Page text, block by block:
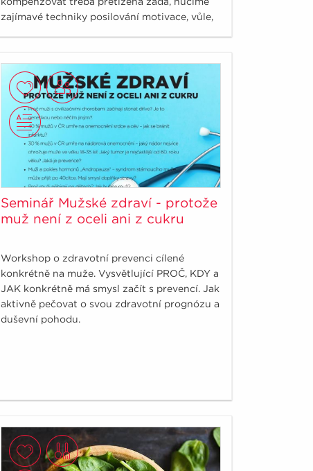
zajímavé techniky posilování motivace, vůle,
Seminář Mužské zdraví - protože
muž není z oceli ani z cukru
Workshop o zdravotní prevenci cílené
konkrétně na muže. Vysvětlující PROČ, KDY a
JAK konkrétně má smysl začít s prevencí. Jak
aktivně pečovat o svou zdravotní prognózu a
duševní pohodu.